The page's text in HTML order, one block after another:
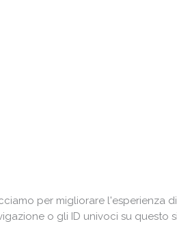
per migliorare l'esperienza
o gli ID univoci su questo